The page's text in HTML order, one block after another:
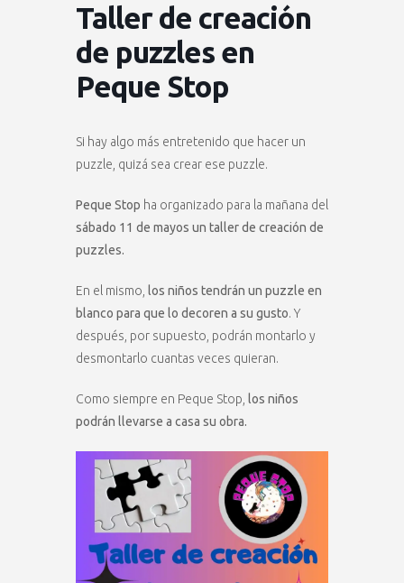
Taller de creación
de puzzles en
Peque Stop
Si hay algo más entretenido que hacer un
puzzle, quizá sea crear ese puzzle.
Peque Stop ha organizado para la mañana del
sábado 11 de mayos un taller de creación de
puzzles.
En el mismo, los niños tendrán un puzzle en
blanco para que lo decoren a su gusto. Y
después, por supuesto, podrán montarlo y
desmontarlo cuantas veces quieran.
Como siempre en Peque Stop, los niños
podrán llevarse a casa su obra.